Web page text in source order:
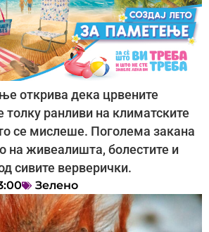
открива дека црвените
толку ранливи на климатските
се мислеше. Поголема закана
на живеалишта, болестите и
сивите верверички.
Зелено